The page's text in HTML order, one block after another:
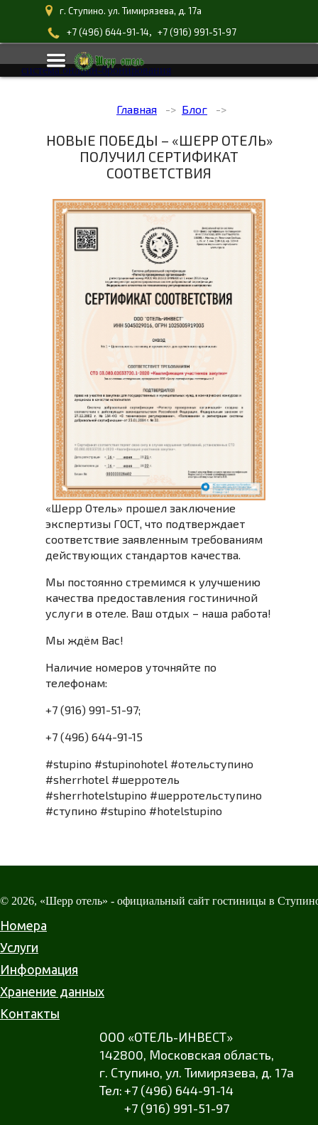
г. Ступино. ул. Тимирязева, д. 17а
+7 (496) 644-91-14, +7 (916) 991-51-97
система онлайн-бронирования
Главная Блог
НОВЫЕ ПОБЕДЫ – «ШЕРР ОТЕЛЬ»
ПОЛУЧИЛ СЕРТИФИКАТ
СООТВЕТСТВИЯ
«Шерр Отель» прошел заключение
экспертизы ГОСТ, что подтверждает
соответствие заявленным требованиям
действующих стандартов качества.
Мы постоянно стремимся к улучшению
качества предоставления гостиничной
услуги в отеле. Ваш отдых – наша работа!
Мы ждём Вас!
Наличие номеров уточняйте по
телефонам:
+7 (916) 991-51-97;
+7 (496) 644-91-15
#stupino #stupinohotel #отельступино
#sherrhotel #шерротель
#sherrhotelstupino #шерротельступино
#ступино #stupino #hotelstupino
© 2026, «Шерр отель» - официальный сайт гостиницы в
Номера
Услуги
Информация
Хранение данных
Контакты
ООО «ОТЕЛЬ-ИНВЕСТ»
142800, Московская область,
г. Ступино, ул. Тимирязева, д. 17а
+7 (496) 644-91-14
+7 (916) 991-51-97